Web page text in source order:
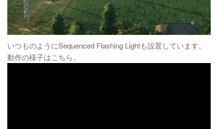
いつものようにSequenced Flashing Lightも設置しています。
動作の様子はこちら。